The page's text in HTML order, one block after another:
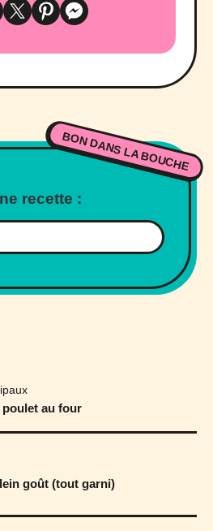
BON DANS LA BOUCHE
recette :
poulet au four
goût (tout garni)